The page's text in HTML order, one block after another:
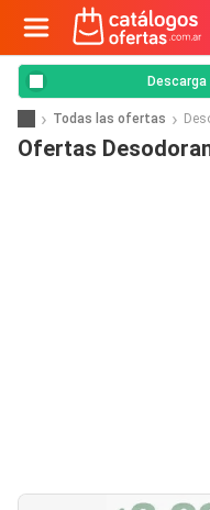
Todas las ofertas
Ofertas